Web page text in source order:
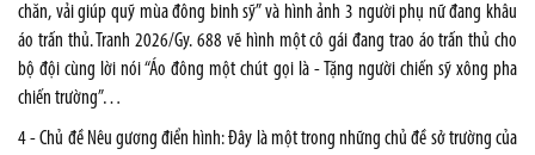
chăn, vải giúp quỹ mùa đông binh sỹ” và hình ảnh 3 người phụ nữ đang khâu
áo trấn thủ. Tranh 2026/Gy. 688 vẽ hình một cô gái đang trao áo trấn thủ cho
bộ đội cùng lời nói “Áo đông một chút gọi là - Tặng người chiến sỹ xông pha
chiến trường”…
4 - Chủ đề Nêu gương điển hình: Đây là một trong những chủ đề sở trường của